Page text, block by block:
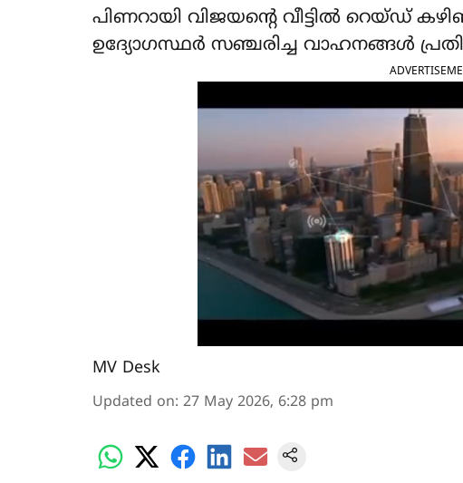
പിണറായി വിജയന്‍റെ വീട്ടിൽ റെയ്ഡ്
ഉദ്യോഗസ്ഥർ സഞ്ചരിച്ച വാഹനങ്ങൾ
MV Desk
Updated on: 27 May 2026, 6:28 pm